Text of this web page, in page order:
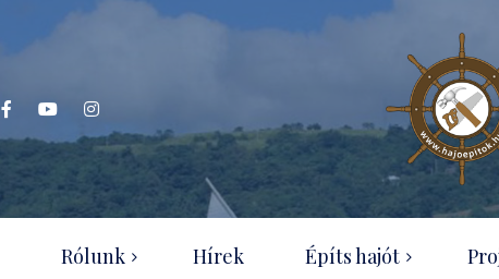
Rólunk Hírek Építs hajót
Wood-canvas